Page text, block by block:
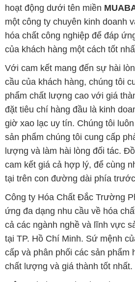
hoạt động dưới tên miền
một công ty chuyên kinh doanh
hóa chất công nghiệp để đáp
của khách hàng một cách tốt
Với cam kết mang đến sự hài
cầu của khách hàng, chúng tôi
phẩm chất lượng cao với giá
đặt tiêu chí hàng đầu là kinh
giờ xao lạc uy tín. Chúng tôi
sản phẩm chúng tôi cung cấp
lượng và làm hài lòng đối tác.
cam kết giá cả hợp lý, để cùng
tại trên con đường dài phía
Công ty Hóa Chất Đắc Trường
ứng đa dạng nhu cầu về hóa
cả các ngành nghề và lĩnh vực
tại TP. Hồ Chí Minh. Sứ mệnh
cấp và phân phối các sản phẩm
chất lượng và giá thành tốt nhất.